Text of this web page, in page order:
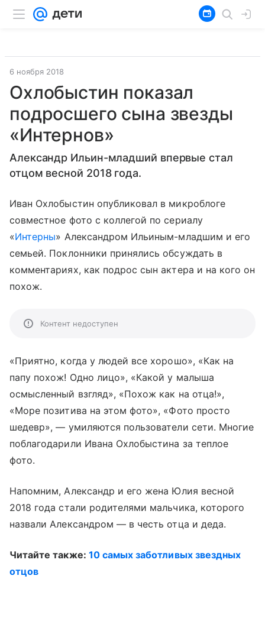
6 ноября 2018
Охлобыстин показал
подросшего сына звезды
«Интернов»
Александр Ильин-младший впервые стал
отцом весной 2018 года.
Иван Охлобыстин опубликовал в микроблоге
совместное фото с коллегой по сериалу
«Интерны» Александром Ильиным-младшим и его
семьей. Поклонники принялись обсуждать в
комментариях, как подрос сын актера и на кого он
похож.
Контент недоступен
«Приятно, когда у людей все хорошо», «Как на
папу похож! Одно лицо», «Какой у малыша
осмысленный взгляд», «Похож как на отца!»,
«Море позитива на этом фото», «Фото просто
шедевр», — умиляются пользователи сети. Многие
поблагодарили Ивана Охлобыстина за теплое
фото.
Напомним, Александр и его жена Юлия весной
2018 года стали родителями мальчика, которого
назвали Александром — в честь отца и деда.
Читайте также: 10 самых заботливых звездных
отцов